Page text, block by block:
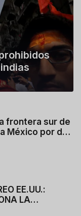
frontera sur de
México por dar
EE.UU.:
LA